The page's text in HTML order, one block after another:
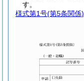
す。
様式第1号(第5条関係)